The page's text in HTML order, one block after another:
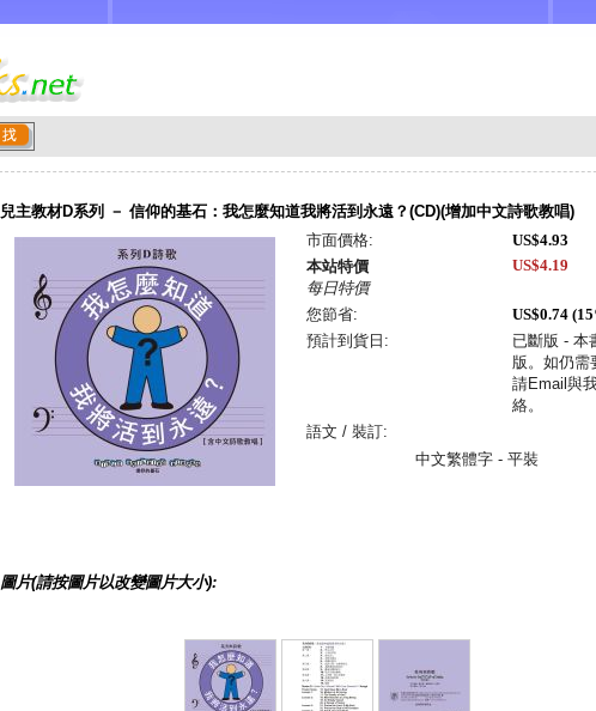
兒主教材D系列 － 信仰的基石：我怎麼知道我將活到永遠？(CD)(增加中文詩歌教唱)
市面價格:
US$4.93
本站特價
每日特價
US$4.19
您節省:
US$0.74
預計到貨日:
已斷版 - 本
版。如仍需
請Email與
絡。
語文 / 裝訂:
中文繁體字 - 平裝
圖片(請按圖片以改變圖片大小):